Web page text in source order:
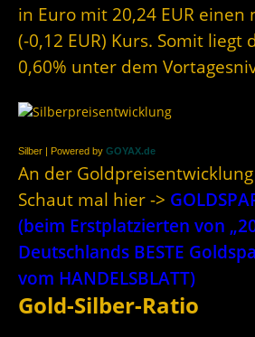
in Euro mit 20,24 EUR einen
(-0,12 EUR) Kurs. Somit liegt
0,60% unter dem
Silber | Powered by GOYAX.de
An der
Schaut mal hier ->
(beim Erstplatzierten von
Deutschlands BESTE
vom HANDELSBLATT)
Gold-Silber-Ratio